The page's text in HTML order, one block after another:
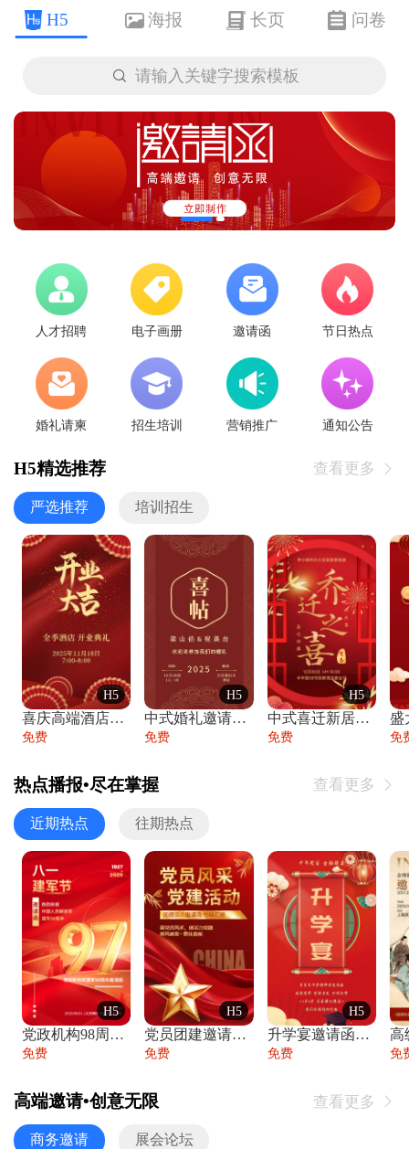
H5 海报 长页 问卷
 请输入关键字搜索模板
人才招聘 电子画册 邀请函 节日热点
婚礼请柬 招生培训 营销推广 通知公告
H5精选推荐 查看更多 
严选推荐 培训招生
H5
喜庆高端酒店开业大吉邀请函
免费
H5
中式婚礼邀请函中国风传统复古婚礼请柬请帖
免费
H5
中式喜迁新居乔迁之喜邀请函宴会请帖
免费 免
热点播报•尽在掌握 查看更多 
近期热点 往期热点
H5
党政机构98周年八一建军节庆祝晚会活动邀
免费
H5
党员团建邀请函党建活动风采党会工作汇报总
免费
H5
升学宴邀请函喜报金榜题名高端谢师宴邀请函
免费 免
高端邀请•创意无限 查看更多 
商务邀请 展会论坛